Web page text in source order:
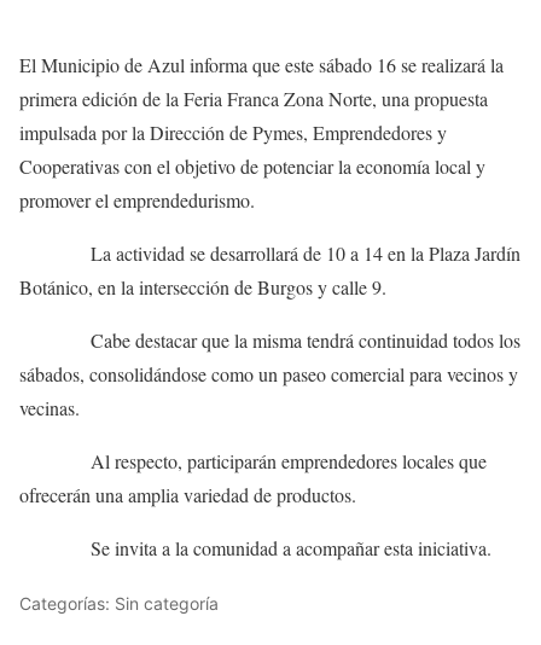
El Municipio de Azul informa que este sábado 16 se realizará la
primera edición de la Feria Franca Zona Norte, una propuesta
impulsada por la Dirección de Pymes, Emprendedores y
Cooperativas con el objetivo de potenciar la economía local y
promover el emprendedurismo.
La actividad se desarrollará de 10 a 14 en la Plaza Jardín
Botánico, en la intersección de Burgos y calle 9.
Cabe destacar que la misma tendrá continuidad todos los
sábados, consolidándose como un paseo comercial para vecinos y
vecinas.
Al respecto, participarán emprendedores locales que
ofrecerán una amplia variedad de productos.
Se invita a la comunidad a acompañar esta iniciativa.
Categorías: Sin categoría